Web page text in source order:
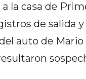
la casa de
de salida y
auto de Mario